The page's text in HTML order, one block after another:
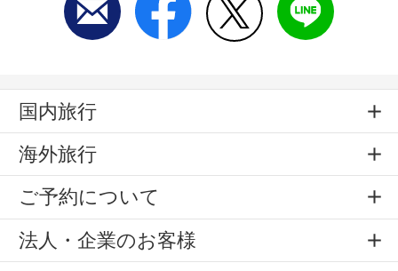
国内旅行
海外旅行
ご予約について
法人・企業のお客様